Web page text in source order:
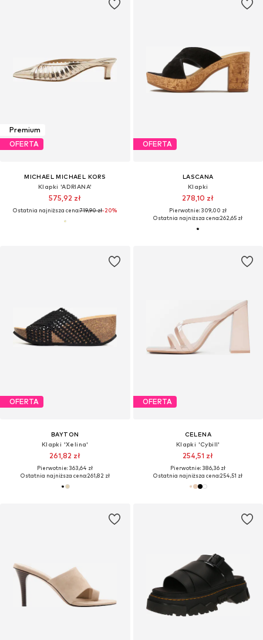
Premium
OFERTA
MICHAEL MICHAEL KORS
Klapki 'ADRIANA'
575,92 zł
Ostatnia najniższa cena:719,90 zł-20%
OFERTA
LASCANA
Klapki
278,10 zł
Pierwotnie: 309,00 zł
Ostatnia najniższa cena:262,65 zł
OFERTA
BAYTON
Klapki 'Xelina'
261,82 zł
Pierwotnie: 363,64 zł
Ostatnia najniższa cena:261,82 zł
OFERTA
CELENA
Klapki 'Cybill'
254,51 zł
Pierwotnie: 386,36 zł
Ostatnia najniższa cena:254,51 zł